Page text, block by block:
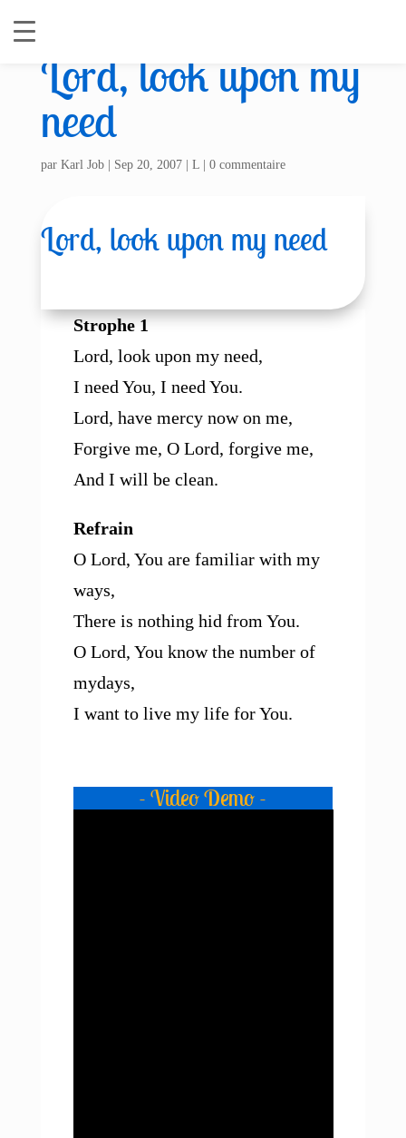
Lord, look upon my
need
par Karl Job| Sep 20, 2007| L| 0 commentaire
Lord, look upon my need
Strophe 1
Lord, look upon my need,
I need You, I need You.
Lord, have mercy now on me,
Forgive me, O Lord, forgive me,
And I will be clean.
Refrain
O Lord, You are familiar with my
ways,
There is nothing hid from You.
O Lord, You know the number of
mydays,
I want to live my life for You.
- Video Demo -